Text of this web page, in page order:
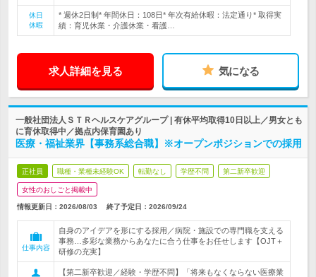
休日
休暇
* 週休2日制* 年間休日：108日* 年次有給休暇：法定通り* 取得実
績：育児休業・介護休業・看護…
求人詳細を見る 気になる
一般社団法人ＳＴＲヘルスケアグループ | 有休平均取得10日以上／男女とも
に育休取得中／拠点内保育園あり
医療・福祉業界【事務系総合職】※オープンポジションでの採用
正社員 職種・業種未経験OK 転勤なし 学歴不問 第二新卒歓迎
女性のおしごと掲載中
情報更新日：2026/08/03 終了予定日： 2026/09/24
仕事内容
自身のアイデアを形にする採用／病院・施設での専門職を支える
事務…多彩な業務からあなたに合う仕事をお任せします【OJT＋
研修の充実】
【第二新卒歓迎／経験・学歴不問】「将来もなくならない医療業